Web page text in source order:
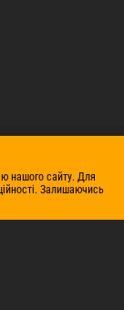
нашого сайту. Для
Залишаючись